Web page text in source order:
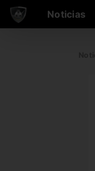
Noticias